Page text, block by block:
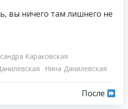
вы ничего там лишнего не
Караковская
Нина Данилевская
Навигация
После